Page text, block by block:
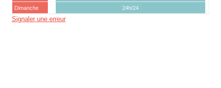
Dimanche
24h/24
Signaler une erreur